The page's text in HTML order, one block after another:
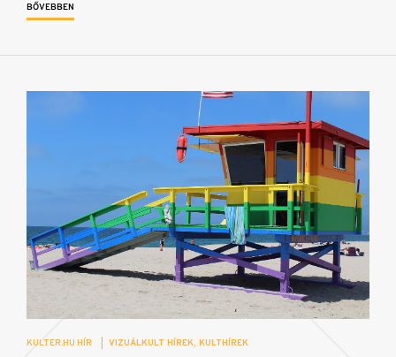
BŐVEBBEN
KULTER.HU HÍR VIZUÁLKULT HÍREK KULTHÍREK